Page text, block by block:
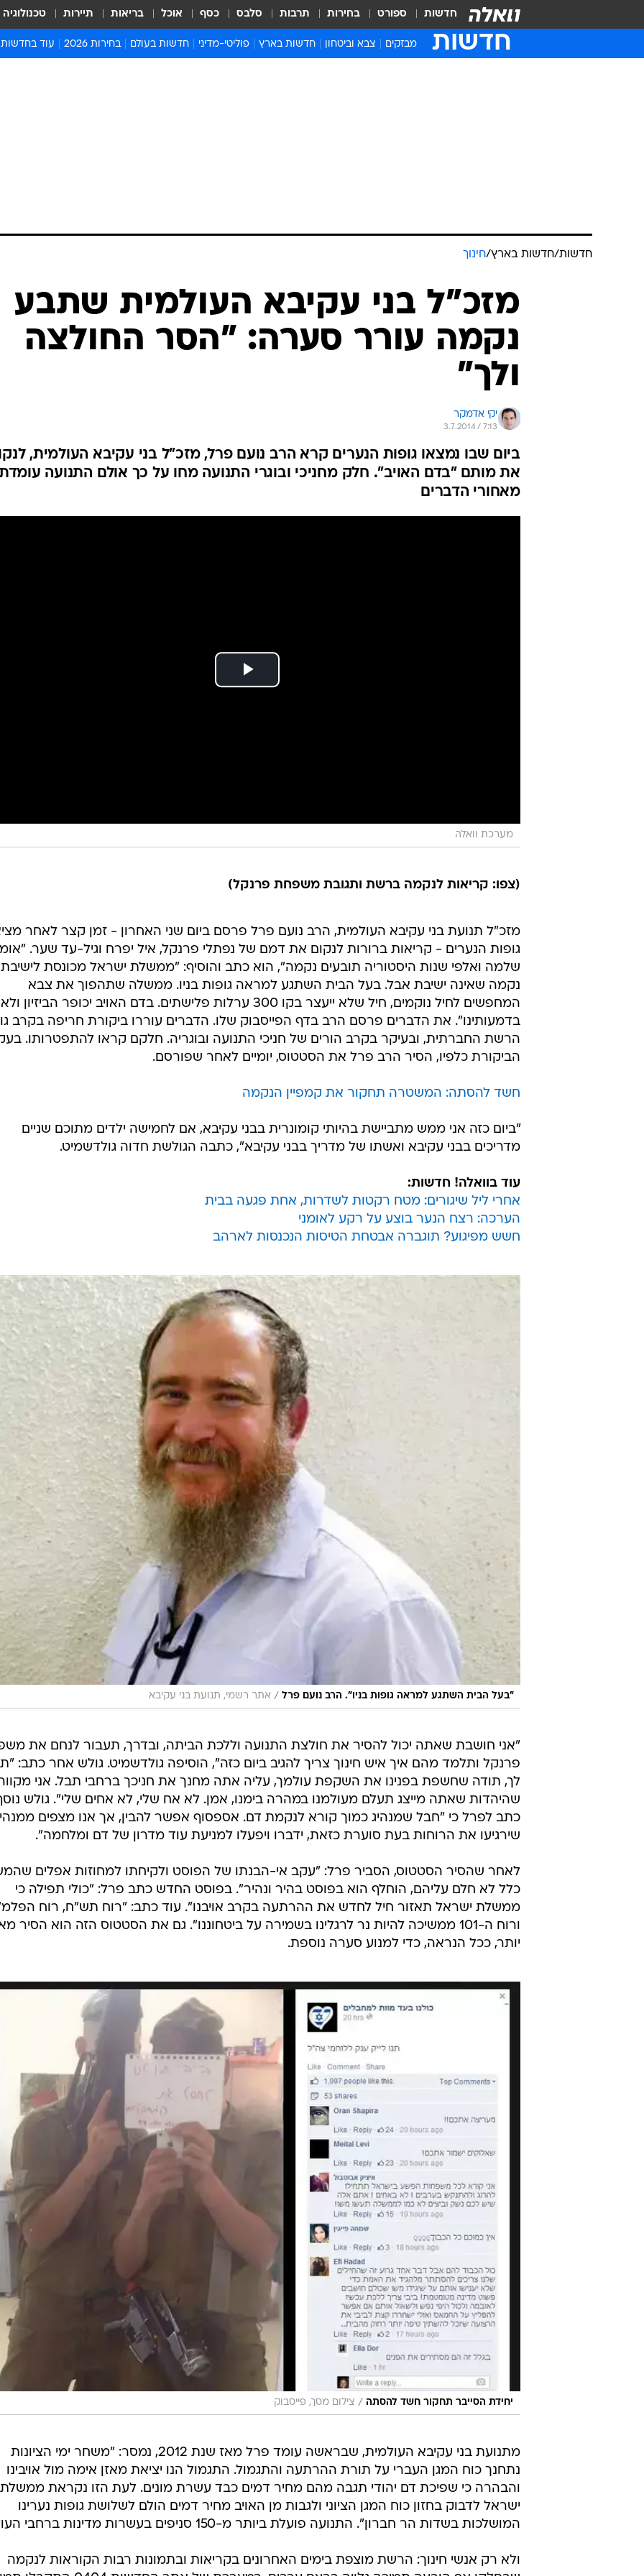
חדשות ספורט בחירות תרבות סלבס כסף אוכל בריאות תיירות טכנולוגיה
חדשות מבזקים צבא וביטחון חדשות בארץ פוליטי-מדיני חדשות בעולם בחירות 2026 עוד בחדשות
חדשות
המייל האדום
חדשות/חדשות בארץ/חינוך
מזכ"ל בני עקיבא העולמית שתבע
נקמה עורר סערה: "הסר החולצה
ולך"
יקי אדמקר
3.7.2014 / 7:13
ביום שבו נמצאו גופות הנערים קרא הרב נועם פרל, מזכ"ל בני עקיבא העולמית,
את מותם "בדם האויב". חלק מחניכי ובוגרי התנועה מחו על כך אולם התנועה
מאחורי הדברים
מערכת וואלה
(צפו: קריאות לנקמה ברשת ותגובת משפחת פרנקל)
מזכ"ל תנועת בני עקיבא העולמית, הרב נועם פרל פרסם ביום שני האחרון - זמן קצר לאחר
גופות הנערים - קריאות ברורות לנקום את דמם של נפתלי פרנקל, איל יפרח וגיל-עד שער.
שלמה ואלפי שנות היסטוריה תובעים נקמה", הוא כתב והוסיף: "ממשלת ישראל מכונסת לישיבת
נקמה שאינה ישיבת אבל. בעל הבית השתגע למראה גופות בניו. ממשלה שתהפוך את צבא
המחפשים לחיל נוקמים, חיל שלא ייעצר בקו 300 ערלות פלישתים. בדם האויב יכופר הביזיון ולא
בדמעותינו". את הדברים פרסם הרב בדף הפייסבוק שלו. הדברים עוררו ביקורת חריפה בקרב
הרשת החברתית, ובעיקר בקרב הורים של חניכי התנועה ובוגריה. חלקם קראו להתפטרותו.
הביקורת כלפיו, הסיר הרב פרל את הסטטוס, יומיים לאחר שפורסם.
חשד להסתה: המשטרה תחקור את קמפיין הנקמה
"ביום כזה אני ממש מתביישת בהיותי קומונרית בבני עקיבא, אם לחמישה ילדים מתוכם שניים
מדריכים בבני עקיבא ואשתו של מדריך בבני עקיבא", כתבה הגולשת חדוה גולדשמיט.
עוד בוואלה! חדשות:
אחרי ליל שיגורים: מטח רקטות לשדרות, אחת פגעה בבית
הערכה: רצח הנער בוצע על רקע לאומני
חשש מפיגוע? תוגברה אבטחת הטיסות הנכנסות לארהב
"בעל הבית השתגע למראה גופות בניו". הרב נועם פרל / אתר רשמי, תנועת בני עקיבא
"אני חושבת שאתה יכול להסיר את חולצת התנועה וללכת הביתה, ובדרך, תעבור לנחם את
פרנקל ותלמד מהם איך איש חינוך צריך להגיב ביום כזה", הוסיפה גולדשמיט. גולש אחר כתב:
לך, תודה שחשפת בפנינו את השקפת עולמך, עליה אתה מחנך את חניכך ברחבי תבל. אני
שהיהדות שאתה מייצג תעלם מעולמנו במהרה בימנו, אמן. לא אח שלי, לא אחים שלי". גולש
כתב לפרל כי "חבל שמנהיג כמוך קורא לנקמת דם. אספסוף אפשר להבין, אך אנו מצפים
שירגיעו את הרוחות בעת סוערת כזאת, ידברו ויפעלו למניעת עוד מדרון של דם ומלחמה".
לאחר שהסיר הסטטוס, הסביר פרל: "עקב אי-הבנתו של הפוסט ולקיחתו למחוזות אפלים
כלל לא חלם עליהם, הוחלף הוא בפוסט בהיר ונהיר". בפוסט החדש כתב פרל: "כולי תפילה כי
ממשלת ישראל תאזור חיל לחדש את ההרתעה בקרב אויבנו". עוד כתב: "רוח תש"ח, רוח
ורוח ה-101 ממשיכה להיות נר לרגלינו בשמירה על ביטחוננו". גם את הסטטוס הזה הוא הסיר
יותר, ככל הנראה, כדי למנוע סערה נוספת.
יחידת הסייבר תחקור חשד להסתה / צילום מסך, פייסבוק
מתנועת בני עקיבא העולמית, שבראשה עומד פרל מאז שנת 2012, נמסר: "משחר ימי הציונות
נתחנך כוח המגן העברי על תורת ההרתעה והתגמול. התגמול הנו יציאת מאזן אימה מול אויבינו
והבהרה כי שפיכת דם יהודי תגבה מהם מחיר דמים כבד עשרת מונים. לעת הזו נקראת ממשלת
ישראל לדבוק בחזון כוח המגן הציוני ולגבות מן האויב מחיר דמים הולם לשלושת גופות נערינו
המושלכות בשדות הר חברון". התנועה פועלת ביותר מ-150 סניפים בעשרות מדינות ברחבי העולם.
ולא רק אנשי חינוך: הרשת מוצפת בימים האחרונים בקריאות ובתמונות רבות הקוראות לנקמה